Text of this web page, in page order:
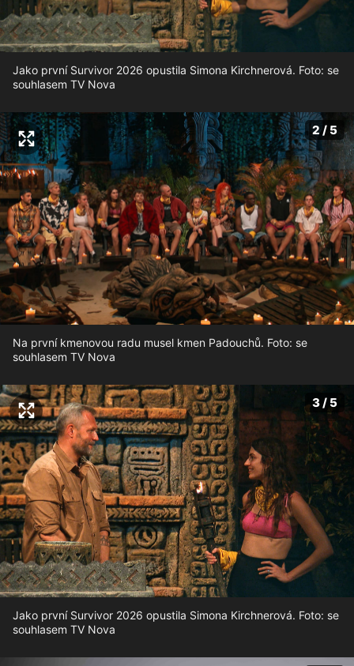
Jako první Survivor 2026 opustila Simona Kirchnerová. Foto: se
souhlasem TV Nova
2 / 5
Na první kmenovou radu musel kmen Padouchů. Foto: se
souhlasem TV Nova
3 / 5
Jako první Survivor 2026 opustila Simona Kirchnerová. Foto: se
souhlasem TV Nova